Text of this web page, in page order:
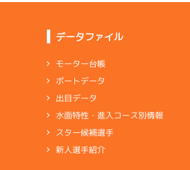
データファイル
モーター台帳
ボートデータ
出目データ
水面特性・進入コース別情報
スター候補選手
新人選手紹介